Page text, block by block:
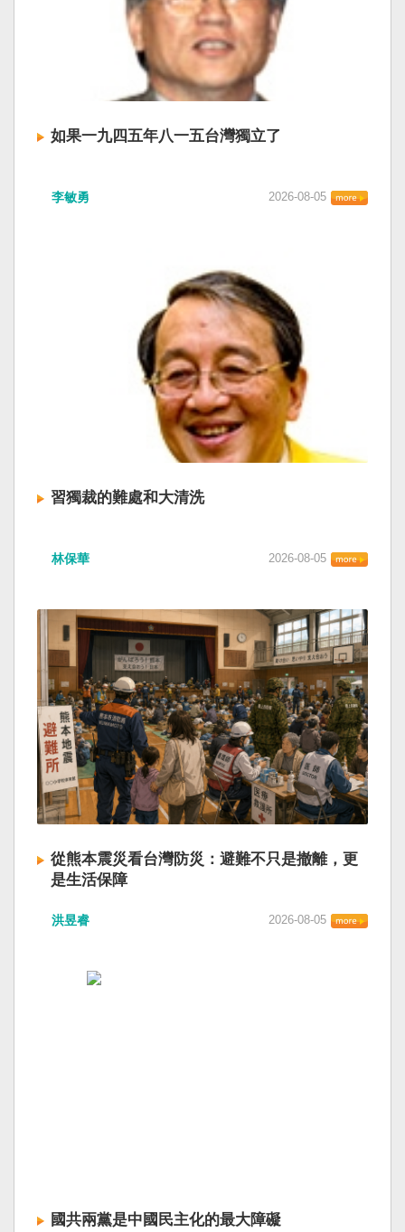
如果一九四五年八一五台灣獨立了
李敏勇 2026-08-05
習獨裁的難處和大清洗
林保華 2026-08-05
從熊本震災看台灣防災：避難不只是撤離，更
是生活保障
洪昱睿 2026-08-05
國共兩黨是中國民主化的最大障礙